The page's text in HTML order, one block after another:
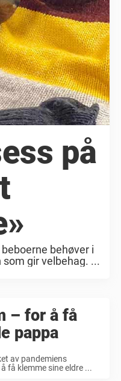
på
behøver i
gir velbehag. ...
– for å få
pappa
av pandemiens
få klemme sine eldre ...